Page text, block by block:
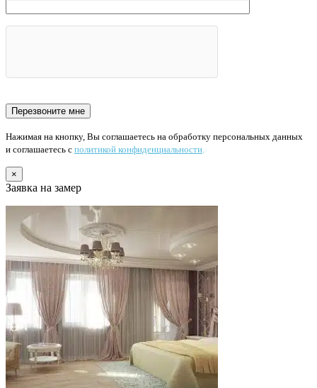
Нажимая на кнопку, Вы соглашаетесь на обработку персональных данных
и соглашаетесь с политикой конфиденциальности.
×
Заявка на замер